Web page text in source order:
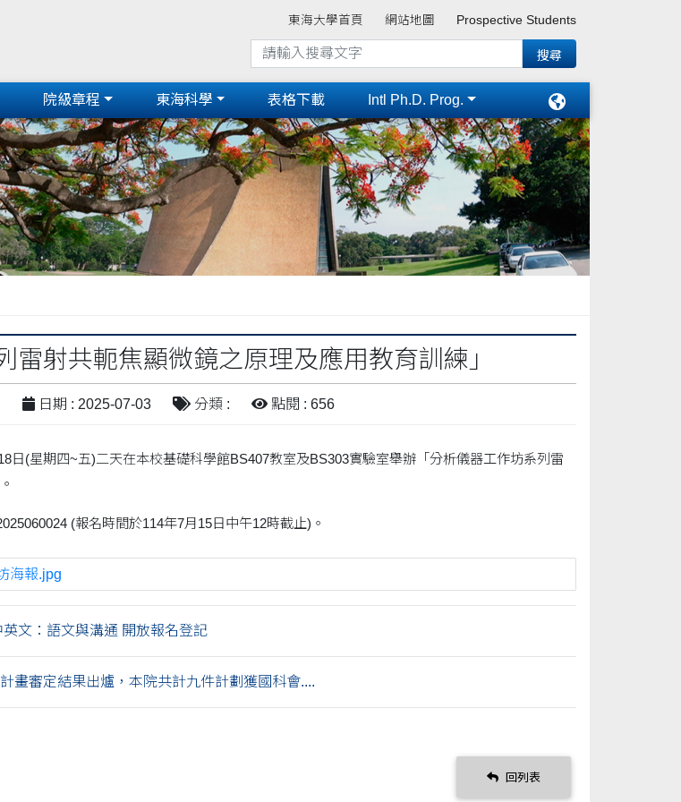
東海大學首頁 網站地圖 Prospective Students
院級章程 東海科學 表格下載 Intl Ph.D. Prog.
雷射共軛焦顯微鏡之原理及應用教育訓練」
日期 : 2025-07-03 分類 : 點閱 : 656
日(星期四~五)二天在本校基礎科學館BS407教室及BS303實驗室舉辦「分析儀器工作坊系列雷
(報名時間於114年7月15日中午12時截止)。
海報.jpg
文：語文與溝通 開放報名登記
畫審定結果出爐，本院共計九件計劃獲國科會....
回列表